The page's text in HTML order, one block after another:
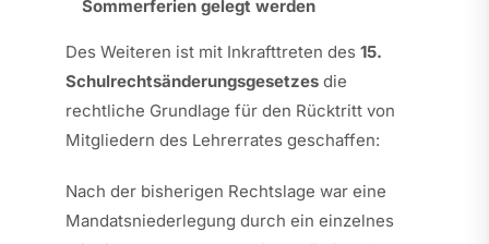
Sommerferien gelegt werden
Des Weiteren ist mit Inkrafttreten des 15.
Schulrechtsänderungsgesetzesdie
rechtliche Grundlage für den Rücktritt von
Mitgliedern des Lehrerrates geschaffen:
Nach der bisherigen Rechtslage war eine
Mandatsniederlegung durch ein einzelnes